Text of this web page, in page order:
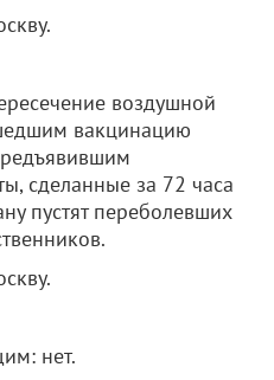
воздушной
вакцинацию
сделанные за 72 часа
пустят переболевших
нет.